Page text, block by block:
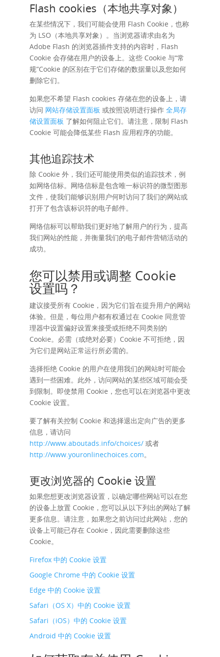
Flash cookies（本地共享对象）
在某些情况下，我们可能会使用 Flash Cookie，也称
为 LSO（本地共享对象）。当浏览器请求由名为
Adob​​e Flash 的浏览器插件支持的内容时，Flash
Cookie 会存储在用户的设备上。这些 Cookie 与“常
规”Cookie 的区别在于它们存储的数据量以及您如何
删除它们。
如果您不希望 Flash cookies 存储在您的设备上，请
访问 网站存储设置面板 或按照说明进行操作 全局存
储设置面板 了解如何阻止它们。请注意，限制 Flash
Cookie 可能会降低某些 Flash 应用程序的功能。
其他追踪技术
除 Cookie 外，我们还可能使用类似的追踪技术，例
如网络信标。网络信标是包含唯一标识符的微型图形
文件，使我们能够识别用户何时访问了我们的网站或
打开了包含该标识符的电子邮件。
网络信标可以帮助我们更好地了解用户的行为，提高
我们网站的性能，并衡量我们的电子邮件营销活动的
成功。
您可以禁用或调整 Cookie
设置吗？
建议接受所有 Cookie，因为它们旨在提升用户的网站
体验。但是，每位用户都有权通过在 Cookie 同意管
理器中设置偏好设置来接受或拒绝不同类别的
Cookie。必需（或绝对必要）Cookie 不可拒绝，因
为它们是网站正常运行所必需的。
选择拒绝 Cookie 的用户在使用我们的网站时可能会
遇到一些困难。此外，访问网站的某些区域可能会受
到限制。即使禁用 Cookie，您也可以在浏览器中更改
Cookie 设置。
要了解有关控制 Cookie 和选择退出定向广告的更多
信息，请访问
http://www.aboutads.info/choices/或者
http://www.youronlinechoices.com。
更改浏览器的 Cookie 设置
如果您想更改浏览器设置，以确定哪些网站可以在您
的设备上放置 Cookie，您可以从以下列出的网站了解
更多信息。请注意，如果您之前访问过此网站，您的
设备上可能已存在 Cookie，因此需要删除这些
Cookie。
Firefox 中的 Cookie 设置
Google Chrome 中的 Cookie 设置
Edge 中的 Cookie 设置
Safari（OS X）中的 Cookie 设置
Safari（iOS）中的 Cookie 设置
Android 中的 Cookie 设置